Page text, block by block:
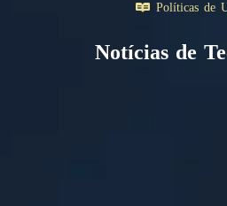
Políticas de
Notícias de